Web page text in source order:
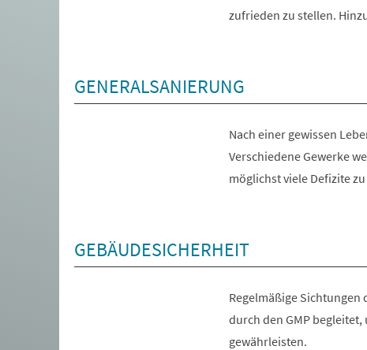
zufrieden zu stellen.
GENERALSANIERUNG
Nach einer gewissen
Verschiedene Gewerke
möglichst viele Defizite
GEBÄUDESICHERHEIT
Regelmäßige Sichtungen
durch den GMP
gewährleisten.